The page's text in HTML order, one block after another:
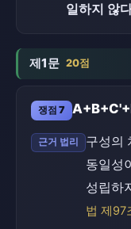
일하지 않
제1문 20점
쟁점 7
근거 법리
구성의
동일성
성립하
법 제97